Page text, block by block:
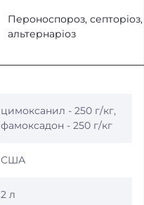
Пероноспороз, септоріоз,
альтернаріоз
цимоксанил - 250 г/кг,
фамоксадон - 250 г/кг
США
2 л